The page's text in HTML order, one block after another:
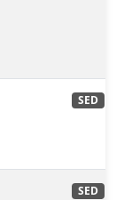
SED
SED